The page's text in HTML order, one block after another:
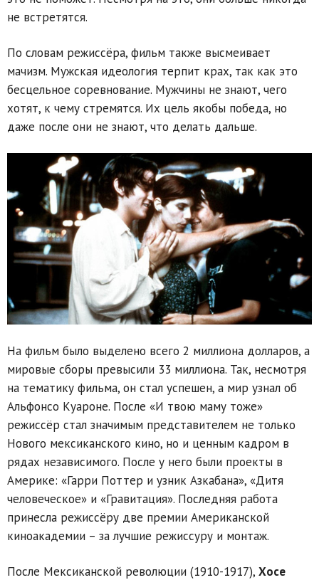
не встретятся.
По словам режиссёра, фильм также высмеивает
мачизм. Мужская идеология терпит крах, так как это
бесцельное соревнование. Мужчины не знают, чего
хотят, к чему стремятся. Их цель якобы победа, но
даже после они не знают, что делать дальше.
На фильм было выделено всего 2 миллиона долларов, а
мировые сборы превысили 33 миллиона. Так, несмотря
на тематику фильма, он стал успешен, а мир узнал об
Альфонсо Куароне. После «И твою маму тоже»
режиссёр стал значимым представителем не только
Нового мексиканского кино, но и ценным кадром в
рядах независимого. После у него были проекты в
Америке: «Гарри Поттер и узник Азкабана», «Дитя
человеческое» и «Гравитация». Последняя работа
принесла режиссёру две премии Американской
киноакадемии – за лучшие режиссуру и монтаж.
После Мексиканской революции (1910-1917), Хосе